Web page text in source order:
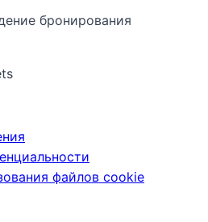
бронирования
файлов cookie